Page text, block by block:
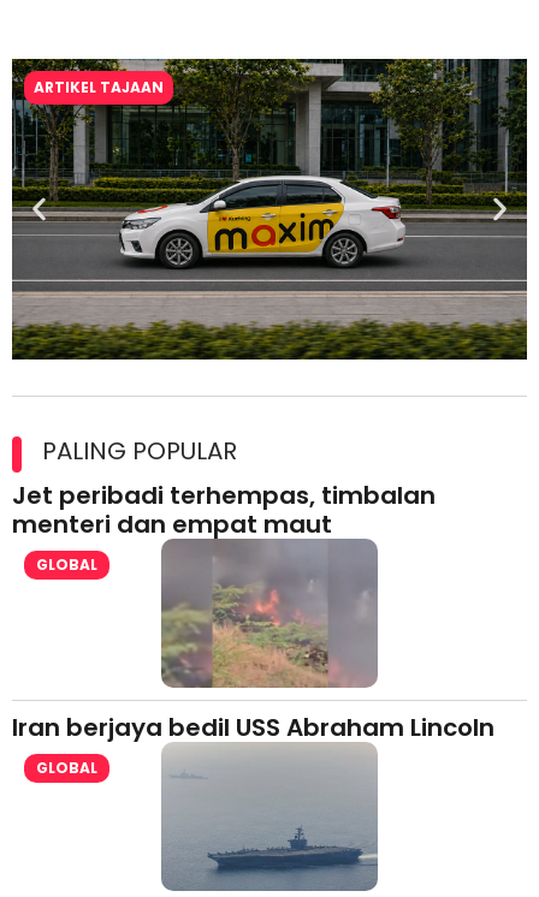
ARTIKEL TAJAAN
lesen separuh pertama 2026
PALING POPULAR
Jet peribadi terhempas, timbalan
menteri dan empat maut
GLOBAL
Iran berjaya bedil USS Abraham Lincoln
GLOBAL